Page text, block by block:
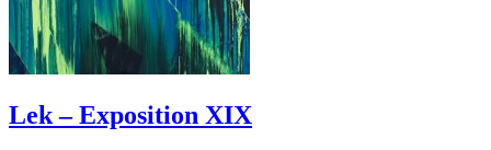
Lek – Exposition XIX